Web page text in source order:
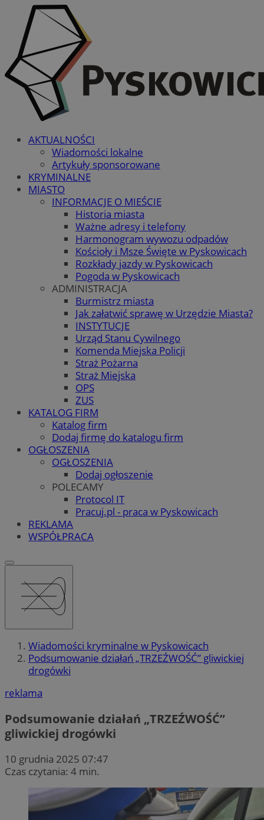
AKTUALNOŚCI
Wiadomości lokalne
Artykuły sponsorowane
KRYMINALNE
MIASTO
INFORMACJE O MIEŚCIE
Historia miasta
Ważne adresy i telefony
Harmonogram wywozu odpadów
Kościoły i Msze Święte w Pyskowicach
Rozkłady jazdy w Pyskowicach
Pogoda w Pyskowicach
ADMINISTRACJA
Burmistrz miasta
Jak załatwić sprawę w Urzędzie Miasta?
INSTYTUCJE
Urząd Stanu Cywilnego
Komenda Miejska Policji
Straż Pożarna
Straż Miejska
OPS
ZUS
KATALOG FIRM
Katalog firm
Dodaj firmę do katalogu firm
OGŁOSZENIA
OGŁOSZENIA
Dodaj ogłoszenie
POLECAMY
Protocol IT
Pracuj.pl - praca w Pyskowicach
REKLAMA
WSPÓŁPRACA
Wiadomości kryminalne w Pyskowicach
Podsumowanie działań „TRZEŹWOŚĆ” gliwickiej
drogówki
reklama
Podsumowanie działań „TRZEŹWOŚĆ”
gliwickiej drogówki
10 grudnia 2025 07:47
Czas czytania: 4 min.